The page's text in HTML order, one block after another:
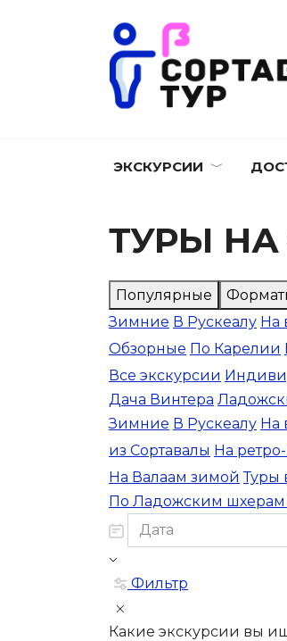
ЭКСКУРСИИ
ТУРЫ НА
Популярные
Зимние В Рускеалу На
Обзорные По Карелии
Все экскурсии
Дача Винтера
Зимние В Рускеалу На
из Сортавалы На
На Валаам зимой Туры
По Ладожским шхерам
Фильтр
Какие экскурсии вы